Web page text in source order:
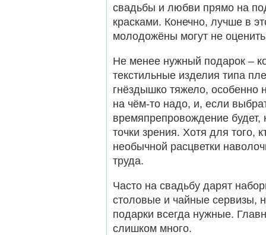
свадьбы и любви прямо на
красками. Конечно, лучше в
молодожёны могут не
Не менее нужный подарок –
текстильные изделия типа
гнёздышко тяжело, особенно
на чём-то надо, и, если
времяпрепровождение будет,
точки зрения. Хотя для того,
необычной расцветки
труда.
Часто на свадьбу дарят
столовые и чайные сервизы,
подарки всегда нужные.
слишком много.